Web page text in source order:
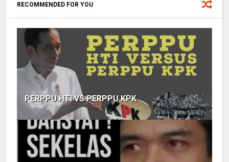
RECOMMENDED FOR YOU
PERPPU HTI VS PERPPU KPK